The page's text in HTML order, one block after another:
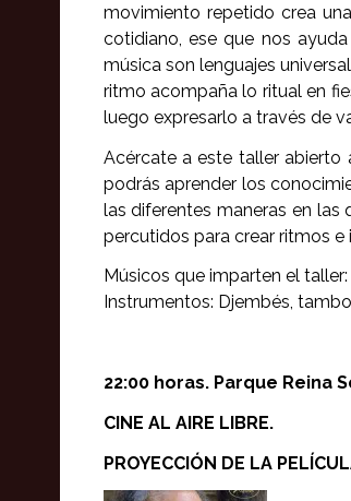
movimiento repetido crea
cotidiano, ese que nos
música son lenguajes
ritmo acompaña lo ritual en
luego expresarlo a través de
Acércate a este taller abierto
podrás aprender los
las diferentes maneras en las
percutidos para crear ritmos e
Músicos que imparten el
Instrumentos: Djembés,
22:00 horas. Parque Reina
CINE AL AIRE LIBRE.
PROYECCIÓN DE LA